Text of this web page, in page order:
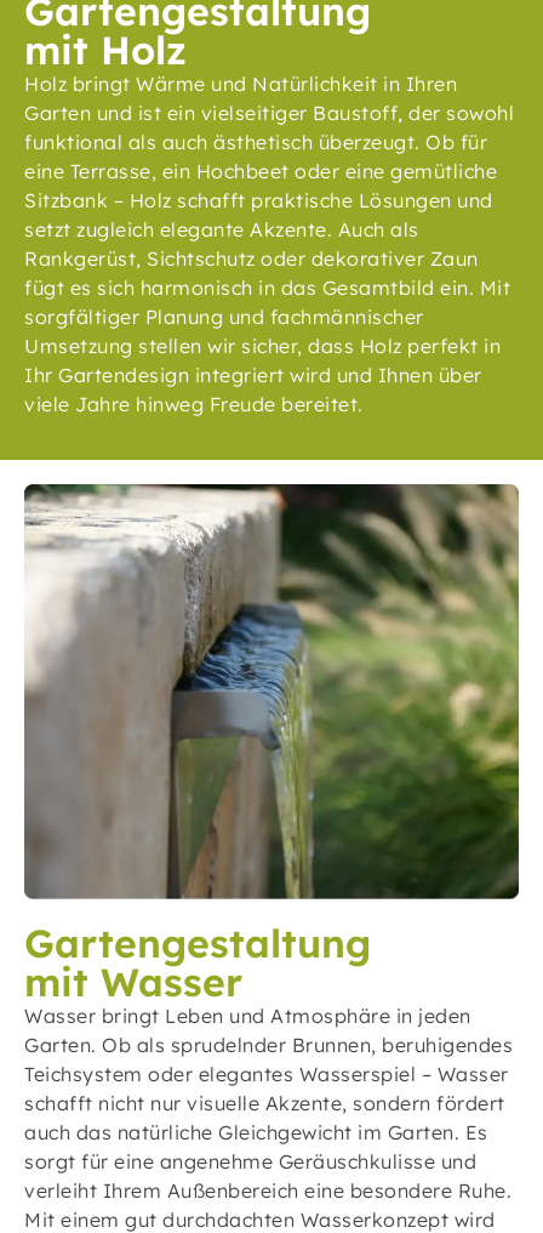
Gartengestaltung
mit Holz
Holz bringt Wärme und Natürlichkeit in Ihren
Garten und ist ein vielseitiger Baustoff, der sowohl
funktional als auch ästhetisch überzeugt. Ob für
eine Terrasse, ein Hochbeet oder eine gemütliche
Sitzbank – Holz schafft praktische Lösungen und
setzt zugleich elegante Akzente. Auch als
Rankgerüst, Sichtschutz oder dekorativer Zaun
fügt es sich harmonisch in das Gesamtbild ein. Mit
sorgfältiger Planung und fachmännischer
Umsetzung stellen wir sicher, dass Holz perfekt in
Ihr Gartendesign integriert wird und Ihnen über
viele Jahre hinweg Freude bereitet.
Gartengestaltung
mit Wasser
Wasser bringt Leben und Atmosphäre in jeden
Garten. Ob als sprudelnder Brunnen, beruhigendes
Teichsystem oder elegantes Wasserspiel – Wasser
schafft nicht nur visuelle Akzente, sondern fördert
auch das natürliche Gleichgewicht im Garten. Es
sorgt für eine angenehme Geräuschkulisse und
verleiht Ihrem Außenbereich eine besondere Ruhe.
Mit einem gut durchdachten Wasserkonzept wird